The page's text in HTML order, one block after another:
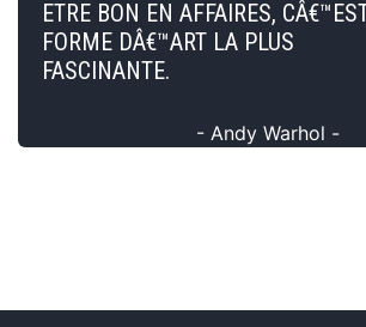
ETRE BON EN AFFAIRES,
FORME DÂ€™ART LA PLUS
FASCINANTE.
- Andy Warhol -